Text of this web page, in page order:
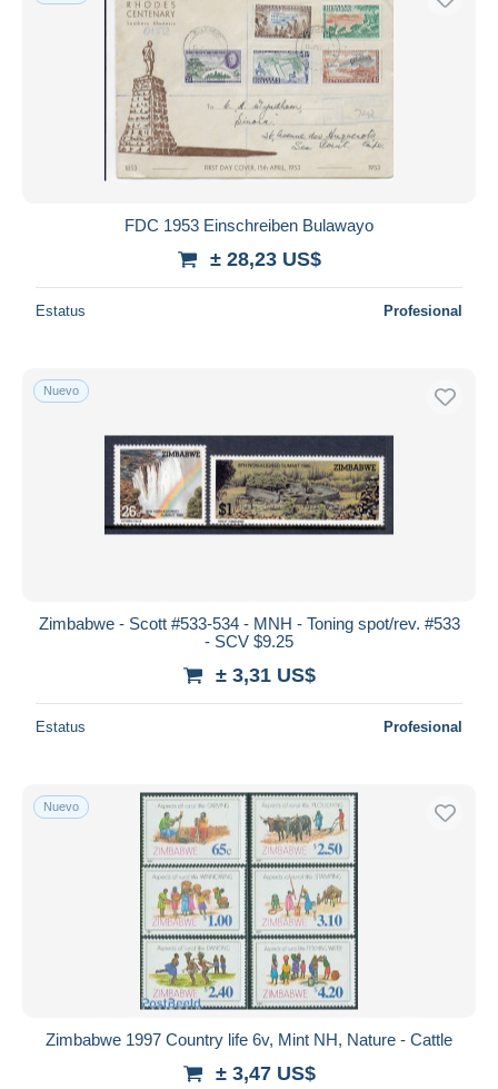
FDC 1953 Einschreiben Bulawayo
± 28,23 US$
Estatus Profesional
Nuevo
Zimbabwe - Scott #533-534 - MNH - Toning spot/rev. #533
- SCV $9.25
± 3,31 US$
Estatus Profesional
Nuevo
Zimbabwe 1997 Country life 6v, Mint NH, Nature - Cattle
± 3,47 US$